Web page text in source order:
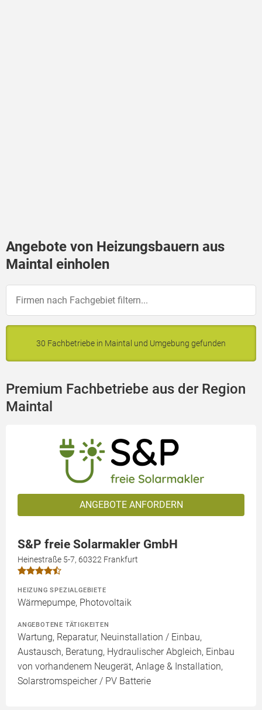
Angebote von Heizungsbauern aus
Maintal einholen
30 Fachbetriebe in Maintal und Umgebung gefunden
Premium Fachbetriebe aus der Region
Maintal
ANGEBOTE ANFORDERN
S&P freie Solarmakler GmbH
Heinestraße 5-7, 60322 Frankfurt
HEIZUNG SPEZIALGEBIETE
Wärmepumpe, Photovoltaik
ANGEBOTENE TÄTIGKEITEN
Wartung, Reparatur, Neuinstallation / Einbau,
Austausch, Beratung, Hydraulischer Abgleich, Einbau
von vorhandenem Neugerät, Anlage & Installation,
Solarstromspeicher / PV Batterie